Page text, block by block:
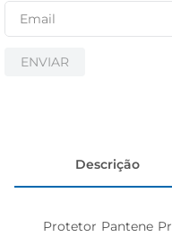
ENVIAR
Descrição
Protetor Pantene